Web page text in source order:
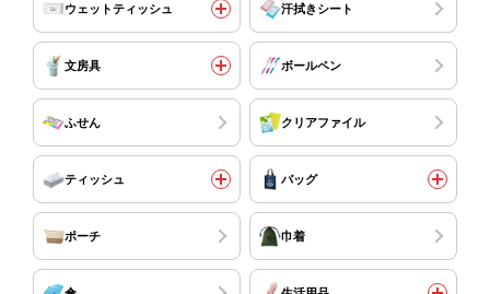
ウェットティッシュ 汗拭きシート
文房具 ボールペン
ふせん クリアファイル
ティッシュ バッグ
ポーチ 巾着